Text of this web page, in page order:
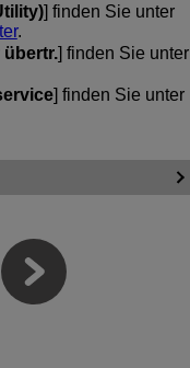
] finden Sie unter
.
übertr.] finden Sie unter
] finden Sie unter